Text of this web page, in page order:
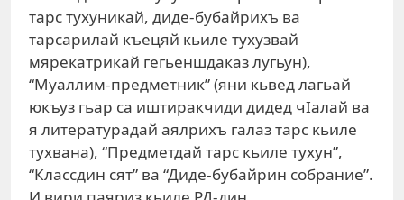
тарс тухуникай, диде-бубайрихъ ва
тарсарилай къецяй кьиле тухузвай
мярекатрикай гегьеншдаказ лугьун),
“Муаллим-предметник” (яни кьвед лагьай
юкъуз гьар са иштиракчиди дидед чIалай ва
я литературадай аялрихъ галаз тарс кьиле
тухвана), “Предметдай тарс кьиле тухун”,
“Классдин сят” ва “Диде-бубайрин собрание”.